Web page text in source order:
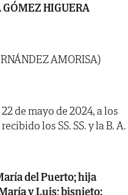
HIGUERA
AMORISA)
de mayo de 2024, a los
los SS. SS. y la B. A.
del Puerto; hija
y Luis; bisnieto: